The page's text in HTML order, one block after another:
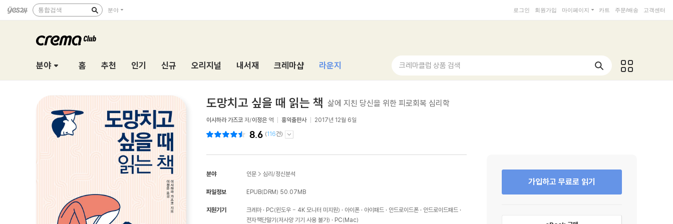
통합검색 분야 로그인 회원가입 마이페이지 카트 주문/배송 고객센터
분야 홈 추천 인기 신규 오리지널 내서재 크레마샵 라운지 크레마클럽 상품 검색
도망치고 싶을 때 읽는 책 삶에 지친 당신을 위한 피로회복 심리학
이시하라 가즈코 저/이정은 역 홍익출판사 2017년 12월 6일
8.6 (116건)
분야 인문 > 심리/정신분석
파일정보 EPUB(DRM) 50.07MB
지원기기 크레마 PC(윈도우 - 4K 모니터 미지원) 아이폰 아이패드 안드로이드폰
안드로이드패드
전자책단말기(저사양 기기 사용 불가)
PC(Mac)
가입하고 무료로 읽기